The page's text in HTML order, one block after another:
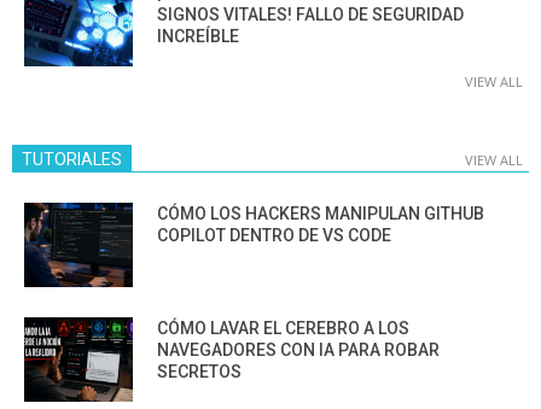
SIGNOS VITALES! FALLO DE SEGURIDAD
INCREÍBLE
VIEW ALL
TUTORIALES VIEW ALL
CÓMO LOS HACKERS MANIPULAN GITHUB
COPILOT DENTRO DE VS CODE
CÓMO LAVAR EL CEREBRO A LOS
NAVEGADORES CON IA PARA ROBAR
SECRETOS